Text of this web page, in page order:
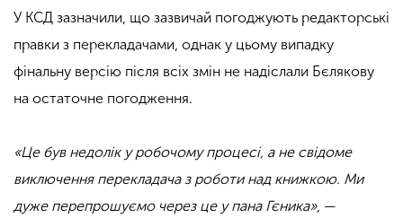
У КСД зазначили, що зазвичай погоджують редакторські
правки з перекладачами, однак у цьому випадку
фінальну версію після всіх змін не надіслали Бєлякову
на остаточне погодження.
«Це був недолік у робочому процесі, а не свідоме
виключення перекладача з роботи над книжкою. Ми
дуже перепрошуємо через це у пана Гєника», —